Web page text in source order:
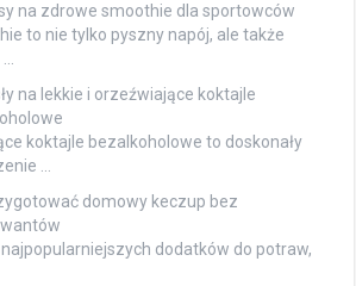
na zdrowe smoothie dla sportowców
to nie tylko pyszny napój, ale także
na lekkie i orzeźwiające koktajle
koktajle bezalkoholowe to doskonały
…
domowy keczup bez
dodatków do potraw,